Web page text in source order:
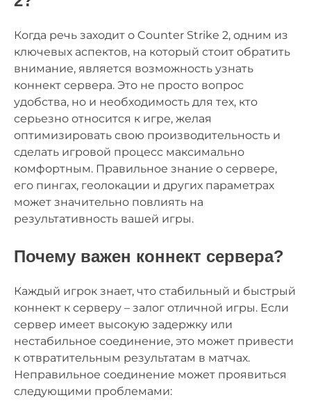
Когда речь заходит о Counter Strike 2, одним из
ключевых аспектов, на который стоит обратить
внимание, является возможность узнать
коннект сервера. Это не просто вопрос
удобства, но и необходимость для тех, кто
серьезно относится к игре, желая
оптимизировать свою производительность и
сделать игровой процесс максимально
комфортным. Правильное знание о сервере,
его пингах, геолокации и других параметрах
может значительно повлиять на
результативность вашей игры.
Почему важен коннект сервера?
Каждый игрок знает, что стабильный и быстрый
коннект к серверу – залог отличной игры. Если
сервер имеет высокую задержку или
нестабильное соединение, это может привести
к отвратительным результатам в матчах.
Неправильное соединение может проявиться
следующими проблемами: